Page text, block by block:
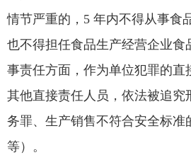
情节严重的，5 年内不得从事食
也不得担任食品生产经营企业食
事责任方面，作为单位犯罪的直
其他直接责任人员，依法被追究
务罪、生产销售不符合安全标准
等）。